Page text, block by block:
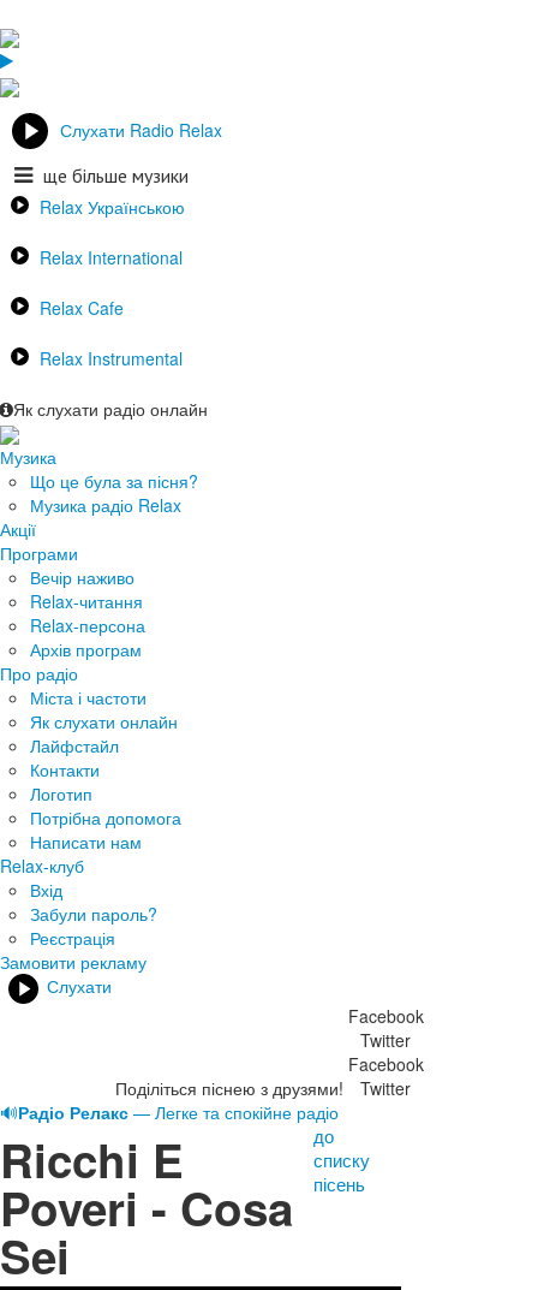
Слухати Radio Relax
ще більше музики
Relax Українською
Relax International
Relax Cafe
Relax Instrumental
Як слухати радіо онлайн
Музика
Що це була за пісня?
Музика радіо Relax
Акції
Програми
Вечір наживо
Relax-читання
Relax-персона
Архів програм
Про радіо
Міста і частоти
Як слухати онлайн
Лайфстайл
Контакти
Логотип
Потрібна допомога
Написати нам
Relax-клуб
Вхід
Забули пароль?
Реєстрація
Замовити рекламу
Слухати
Поділіться піснею з друзями!
Facebook
Twitter
Facebook
Twitter
🔊Радіо Релакс — Легке та спокійне радіо
Ricchi E
Poveri - Cosa
Sei
до
списку
пісень